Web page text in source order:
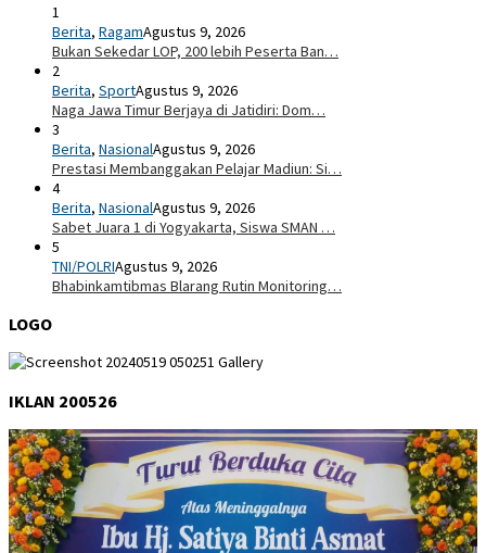
1
Berita, RagamAgustus 9, 2026
Bukan Sekedar LOP, 200 lebih Peserta Ban…
2
Berita, SportAgustus 9, 2026
Naga Jawa Timur Berjaya di Jatidiri: Dom…
3
Berita, NasionalAgustus 9, 2026
Prestasi Membanggakan Pelajar Madiun: Si…
4
Berita, NasionalAgustus 9, 2026
Sabet Juara 1 di Yogyakarta, Siswa SMAN …
5
TNI/POLRIAgustus 9, 2026
Bhabinkamtibmas Blarang Rutin Monitoring…
LOGO
IKLAN 200526